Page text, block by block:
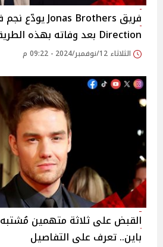
Direction بعد وفاته بهذه الطريقة!
الثلاثاء 12/نوفمبر/2024 - 09:22 م
القبض على ثلاثة متهمين
باين.. تعرف على التفاصيل